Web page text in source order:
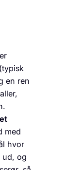
en ren
med
hvor
ud, og